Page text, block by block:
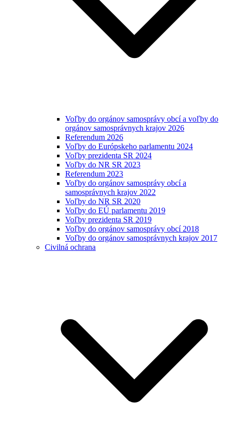
Voľby do orgánov samosprávy obcí a voľby do
orgánov samosprávnych krajov 2026
Referendum 2026
Voľby do Európskeho parlamentu 2024
Voľby prezidenta SR 2024
Voľby do NR SR 2023
Referendum 2023
Voľby do orgánov samosprávy obcí a
samosprávnych krajov 2022
Voľby do NR SR 2020
Voľby do EÚ parlamentu 2019
Voľby prezidenta SR 2019
Voľby do orgánov samosprávy obcí 2018
Voľby do orgánov samosprávnych krajov 2017
Civilná ochrana